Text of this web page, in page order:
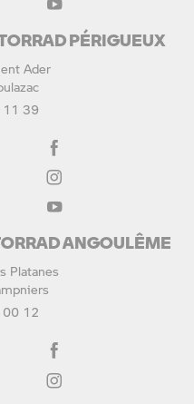
PÉRIGUEUX
Ader
39
ANGOULÊME
Platanes
12